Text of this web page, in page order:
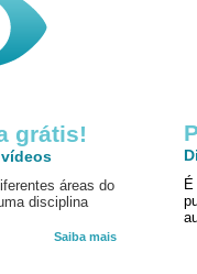
grátis!
vídeos
áreas do
disciplina
Saiba mais